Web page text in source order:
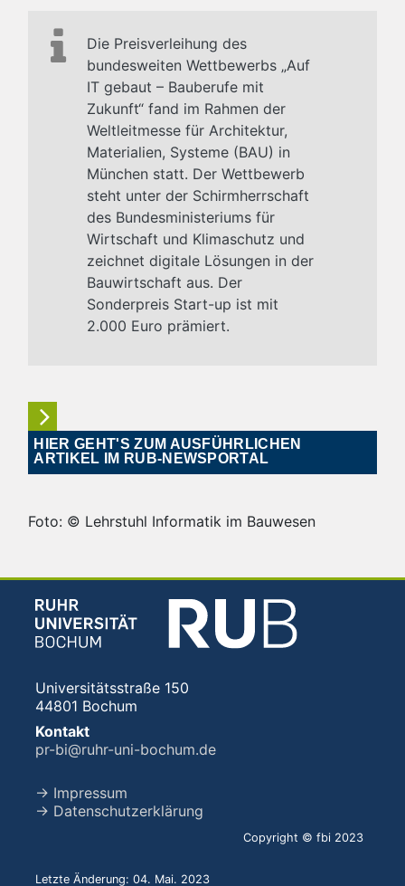
Die Preisverleihung des
bundesweiten Wettbewerbs „Auf
IT gebaut – Bauberufe mit
Zukunft“ fand im Rahmen der
Weltleitmesse für Architektur,
Materialien, Systeme (BAU) in
München statt. Der Wettbewerb
steht unter der Schirmherrschaft
des Bundesministeriums für
Wirtschaft und Klimaschutz und
zeichnet digitale Lösungen in der
Bauwirtschaft aus. Der
Sonderpreis Start-up ist mit
2.000 Euro prämiert.
HIER GEHT'S ZUM AUSFÜHRLICHEN
ARTIKEL IM RUB-NEWSPORTAL
Foto: © Lehrstuhl Informatik im Bauwesen
Universitätsstraße 150
44801 Bochum
Kontakt
pr-bi@ruhr-uni-bochum.de
→ Impressum
→ Datenschutzerklärung
Copyright © fbi 2023
Letzte Änderung: 04. Mai. 2023